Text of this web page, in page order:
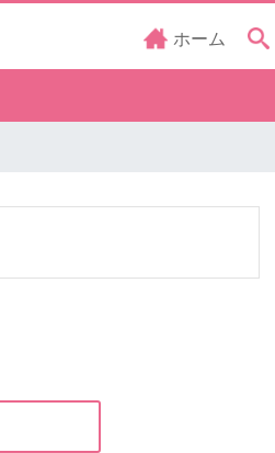
ホーム